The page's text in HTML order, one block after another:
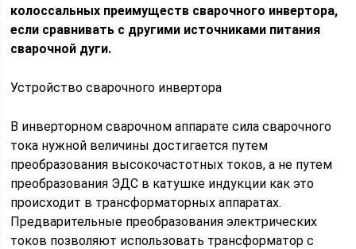
колоссальных преимуществ сварочного инвертора,
если сравнивать с другими источниками питания
сварочной дуги.
Устройство сварочного инвертора
В инверторном сварочном аппарате сила сварочного
тока нужной величины достигается путем
преобразования высокочастотных токов, а не путем
преобразования ЭДС в катушке индукции как это
происходит в трансформаторных аппаратах.
Предварительные преобразования электрических
токов позволяют использовать трансформатор с